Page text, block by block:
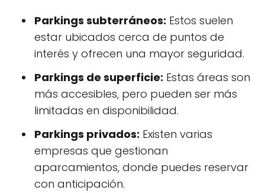
Parkings subterráneos: Estos suelen
estar ubicados cerca de puntos de
interés y ofrecen una mayor seguridad.
Parkings de superficie: Estas áreas son
más accesibles, pero pueden ser más
limitadas en disponibilidad.
Parkings privados: Existen varias
empresas que gestionan
aparcamientos, donde puedes reservar
con anticipación.